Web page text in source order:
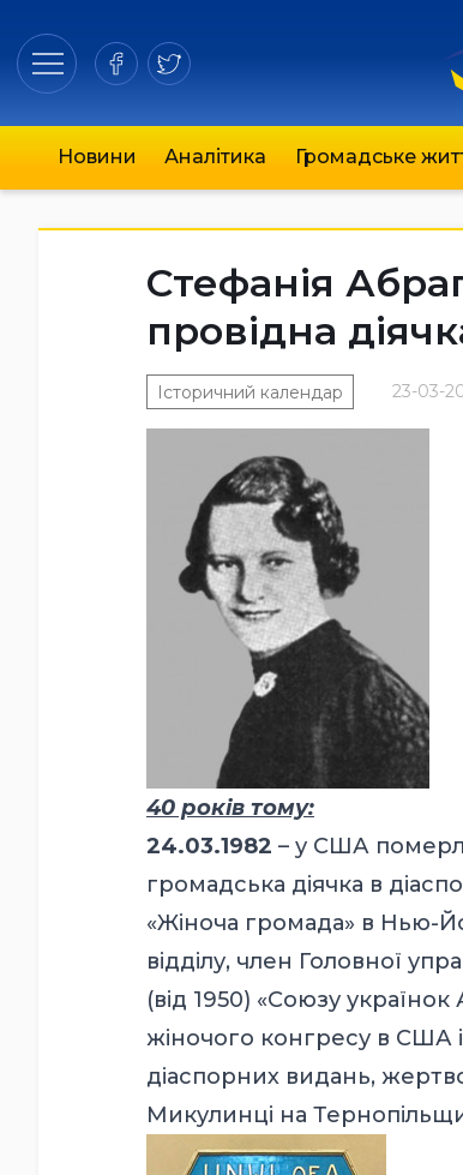
Новини Аналітика Громадське
Стефанія
провідна
23-03-
Історичний календар
40 років тому:
24.03.1982 – у США
громадська діячка в
«Жіноча громада» в Нью-
відділу, член Головної
(від 1950) «Союзу
жіночого конгресу в США і
діаспорних видань,
Микулинці на